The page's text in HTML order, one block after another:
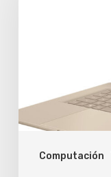
Computación
de
laptops